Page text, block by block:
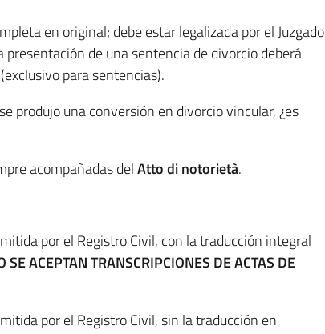
en original; debe estar legalizada por el Juzgado
de una sentencia de divorcio deberá
(exclusivo para sentencias).
produjo una conversión en divorcio vincular, ¿es
acompañadas delAtto di notorietà.
por el Registro Civil, con la traducción integral
SE ACEPTAN TRANSCRIPCIONES DE ACTAS DE
por el Registro Civil, sin la traducción en